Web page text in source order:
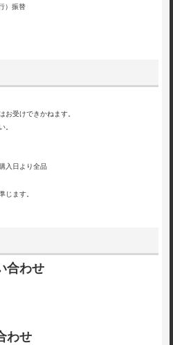
）振替
お受けできかねます。
。
入日より全品
じます。
合わせ
わせ